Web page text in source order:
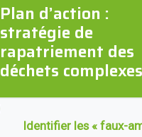
Plan d’action :
stratégie de
rapatriement des
déchets complexes
Identifier les « faux-